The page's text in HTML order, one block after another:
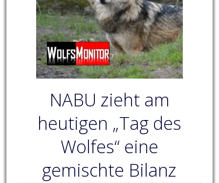
NABU zieht am
heutigen „Tag des
Wolfes“ eine
gemischte Bilanz